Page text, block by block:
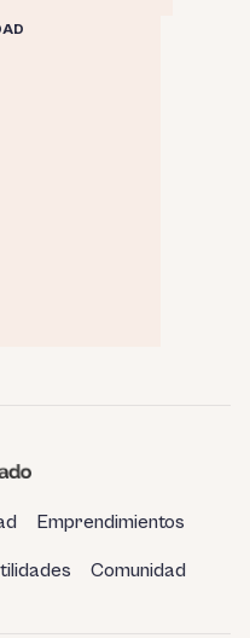
Emprendimientos
Comunidad